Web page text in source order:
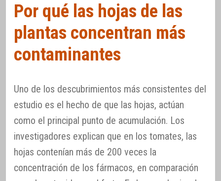
Por qué las hojas de las
plantas concentran más
contaminantes
Uno de los descubrimientos más consistentes del
estudio es el hecho de que las hojas, actúan
como el principal punto de acumulación. Los
investigadores explican que en los tomates, las
hojas contenían más de 200 veces la
concentración de los fármacos, en comparación